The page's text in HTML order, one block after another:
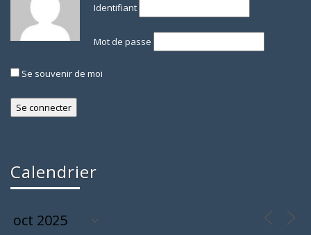
Identifiant
Mot de passe
Se souvenir de moi
Calendrier